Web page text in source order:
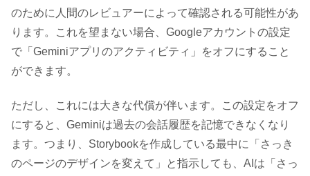
のために人間のレビュアーによって確認される可能性があ
ります。これを望まない場合、Googleアカウントの設定
で「Geminiアプリのアクティビティ」をオフにすること
ができます。
ただし、これには大きな代償が伴います。この設定をオフ
にすると、Geminiは過去の会話履歴を記憶できなくなり
ます。つまり、Storybookを作成している最中に「さっき
のページのデザインを変えて」と指示しても、AIは「さっ